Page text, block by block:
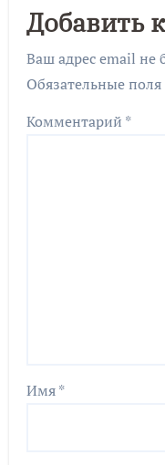
Добавить
Ваш адрес email не
Обязательные
Комментарий *
Имя*